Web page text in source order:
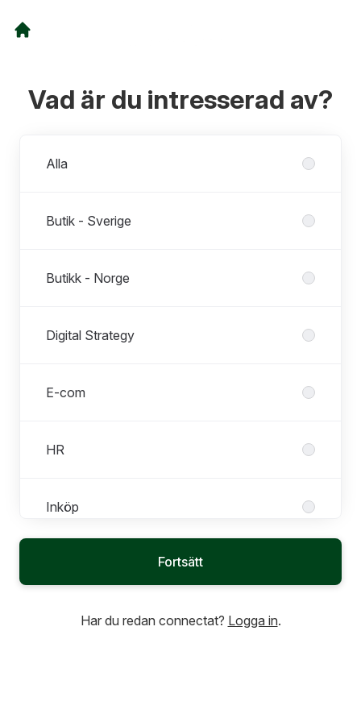
Vad är du intresserad av?
Alla
Butik - Sverige
Butikk - Norge
Digital Strategy
E-com
HR
Inköp
Marketing
Fortsätt
Har du redan connectat? Logga in.